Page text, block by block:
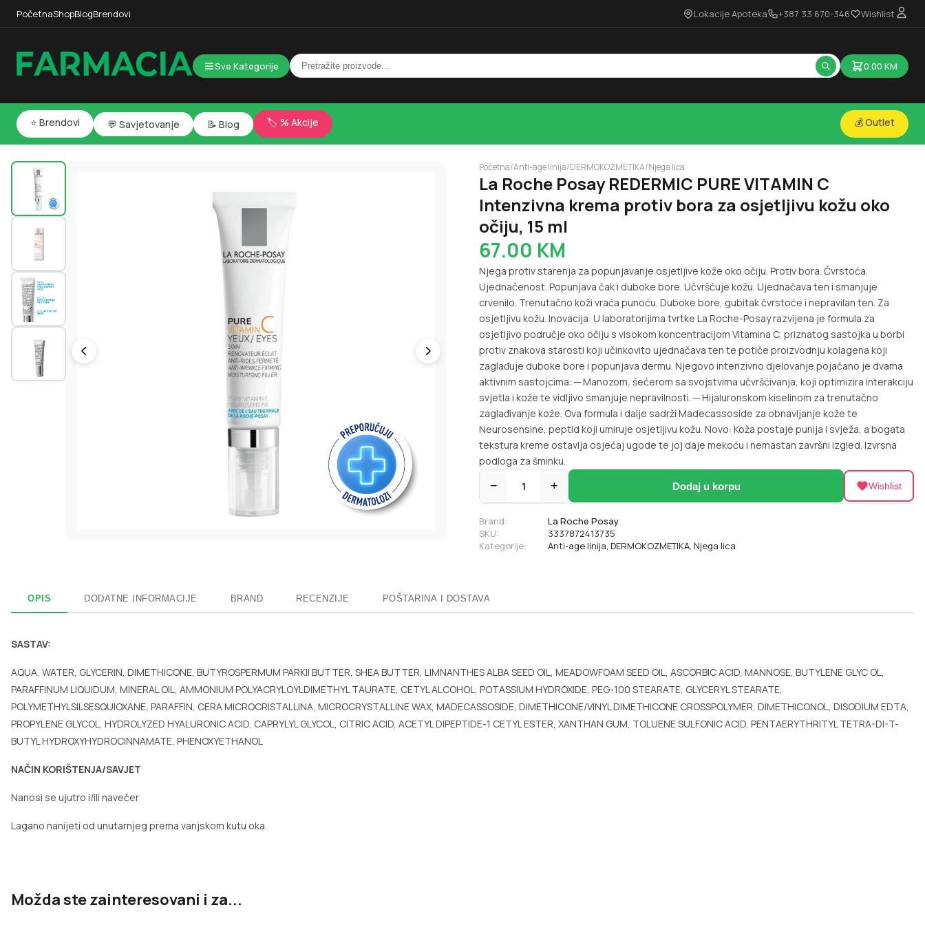
PočetnaShopBlogBrendovi Lokacije Apoteka +387 33 670-346 Wishlist
Sve Kategorije 0.00 KM
⭐ Brendovi 💬 Savjetovanje 📝 Blog 🏷️ % Akcije 💰 Outlet
Početna/Anti-age linija/DERMOKOZMETIKA/Njega lica
La Roche Posay REDERMIC PURE VITAMIN C
Intenzivna krema protiv bora za osjetljivu kožu oko
očiju, 15 ml
67.00 KM
Njega protiv starenja za popunjavanje osjetljive kože oko očiju. Protiv bora. Čvrstoća.
Ujednačenost. Popunjava čak i duboke bore. Učvršćuje kožu. Ujednačava ten i smanjuje
crvenilo. Trenutačno koži vraća punoću. Duboke bore, gubitak čvrstoće i nepravilan ten. Za
osjetljivu kožu. Inovacija: U laboratorijima tvrtke La Roche-Posay razvijena je formula za
osjetljivo područje oko očiju s visokom koncentracijom Vitamina C, priznatog sastojka u borbi
protiv znakova starosti koji učinkovito ujednačava ten te potiče proizvodnju kolagena koji
zaglađuje duboke bore i popunjava dermu. Njegovo intenzivno djelovanje pojačano je dvama
aktivnim sastojcima: ─ Manozom, šećerom sa svojstvima učvršćivanja, koji optimizira interakciju
svjetla i kože te vidljivo smanjuje nepravilnosti. ─ Hijaluronskom kiselinom za trenutačno
zaglađivanje kože. Ova formula i dalje sadrži Madecassoside za obnavljanje kože te
Neurosensine, peptid koji umiruje osjetljivu kožu. Novo: Koža postaje punija i svježa, a bogata
tekstura kreme ostavlja osjećaj ugode te joj daje mekoću i nemastan završni izgled. Izvrsna
podloga za šminku.
− 1 + Dodaj u korpu Wishlist
Brand:
La Roche Posay
SKU:
3337872413735
Kategorije:
Anti-age linija, DERMOKOZMETIKA, Njega lica
OPIS DODATNE INFORMACIJE BRAND RECENZIJE POŠTARINA I DOSTAVA
SASTAV:
AQUA, WATER, GLYCERIN, DIMETHICONE, BUTYROSPERMUM PARKII BUTTER, SHEA BUTTER, LIMNANTHES ALBA SEED OIL, MEADOWFOAM SEED OIL, ASCORBIC ACID, MANNOSE, BUTYLENE GLYC OL,
PARAFFINUM LIQUIDUM, MINERAL OIL, AMMONIUM POLYACRYLOYLDIMETHYL TAURATE, CETYL ALCOHOL, POTASSIUM HYDROXIDE, PEG-100 STEARATE, GLYCERYL STEARATE,
POLYMETHYLSILSESQUIOXANE, PARAFFIN, CERA MICROCRISTALLINA, MICROCRYSTALLINE WAX, MADECASSOSIDE, DIMETHICONE/VINYL DIMETHICONE CROSSPOLYMER, DIMETHICONOL, DISODIUM EDTA,
PROPYLENE GLYCOL, HYDROLYZED HYALURONIC ACID, CAPRYLYL GLYCOL, CITRIC ACID, ACETYL DIPEPTIDE-1 CETYL ESTER, XANTHAN GUM, TOLUENE SULFONIC ACID, PENTAERYTHRITYL TETRA-DI-T-
BUTYL HYDROXYHYDROCINNAMATE, PHENOXYETHANOL
NAČIN KORIŠTENJA/SAVJET
Nanosi se ujutro i/ili navečer
Lagano nanijeti od unutarnjeg prema vanjskom kutu oka.
Možda ste zainteresovani i za...